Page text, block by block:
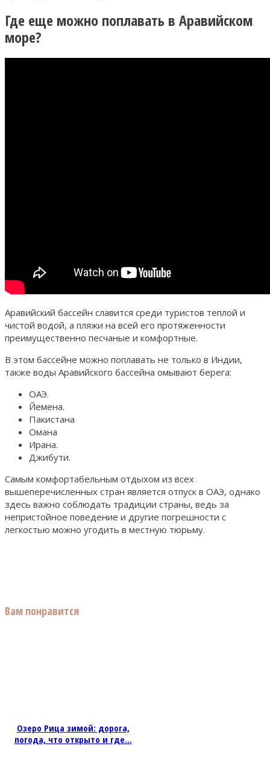
Где еще можно поплавать в Аравийском
море?
Аравийский бассейн славится среди туристов теплой и
чистой водой, а пляжи на всей его протяженности
преимущественно песчаные и комфортные.
В этом бассейне можно поплавать не только в Индии,
также воды Аравийского бассейна омывают берега:
ОАЭ.
Йемена.
Пакистана
Омана
Ирана.
Джибути.
Самым комфортабельным отдыхом из всех
вышеперечисленных стран является отпуск в ОАЭ, однако
здесь важно соблюдать традиции страны, ведь за
непристойное поведение и другие погрешности с
легкостью можно угодить в местную тюрьму.
Вам понравится
Озеро Рица зимой: дорога,
погода, что открыто и где...